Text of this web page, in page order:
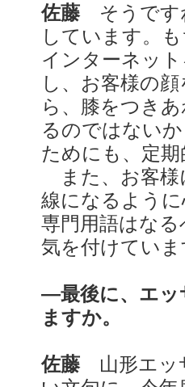
佐藤 そうで
しています。
インターネッ
し、お客様の
ら、膝をつき
るのではない
ためにも、定
また、お客様
線になるよう
専門用語はな
気を付けてい
―最後に、エッ
ますか。
佐藤山形エッ